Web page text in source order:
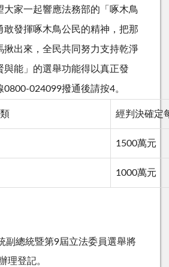
大家一起響應法務部的「啄木鳥
敢發揮啄木鳥公民的精神，把那
揪出來，全民共同努力支持乾淨
與能」的選舉功能得以真正發
024099撥通後請按4。
經判決確定
1500萬元
1000萬元
副總統暨第9屆立法委員選舉將
理登記。